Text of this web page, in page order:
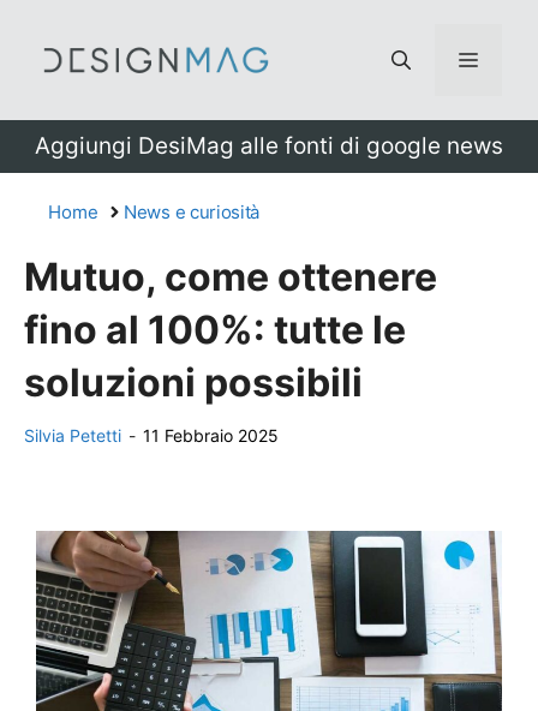
Menu
Aggiungi DesiMag alle fonti di google news
Home News e curiosità
Mutuo, come ottenere
fino al 100%: tutte le
soluzioni possibili
Silvia Petetti - 11 Febbraio 2025